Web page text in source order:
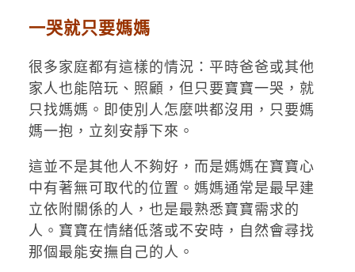
一哭就只要媽媽
很多家庭都有這樣的情況：平時爸爸或其他
家人也能陪玩、照顧，但只要寶寶一哭，就
只找媽媽。即使別人怎麼哄都沒用，只要媽
媽一抱，立刻安靜下來。
這並不是其他人不夠好，而是媽媽在寶寶心
中有著無可取代的位置。媽媽通常是最早建
立依附關係的人，也是最熟悉寶寶需求的
人。寶寶在情緒低落或不安時，自然會尋找
那個最能安撫自己的人。